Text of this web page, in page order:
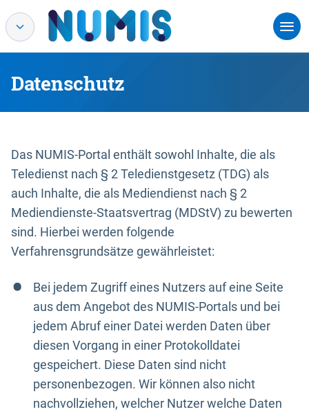
Datenschutz
Das NUMIS-Portal enthält sowohl Inhalte, die als
Teledienst nach § 2 Teledienstgesetz (TDG) als
auch Inhalte, die als Mediendienst nach § 2
Mediendienste-Staatsvertrag (MDStV) zu bewerten
sind. Hierbei werden folgende
Verfahrensgrundsätze gewährleistet:
Bei jedem Zugriff eines Nutzers auf eine Seite
aus dem Angebot des NUMIS-Portals und bei
jedem Abruf einer Datei werden Daten über
diesen Vorgang in einer Protokolldatei
gespeichert. Diese Daten sind nicht
personenbezogen. Wir können also nicht
nachvollziehen, welcher Nutzer welche Daten